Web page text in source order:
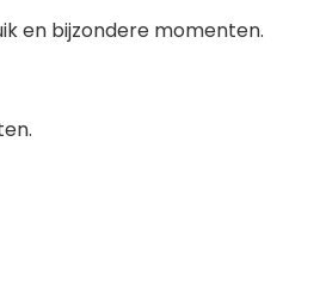
en bijzondere momenten.